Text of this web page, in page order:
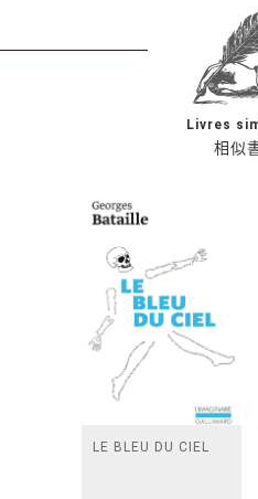
相似
Livres
LE BLEU DU CIEL